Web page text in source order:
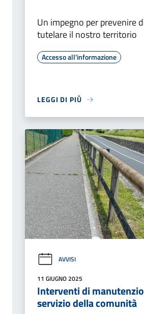
Un impegno per prevenire
tutelare il nostro territorio
Accesso all'informazione
LEGGI DI PIÙ
AVVISI
11 GIUGNO 2025
Interventi di
servizio della comunità